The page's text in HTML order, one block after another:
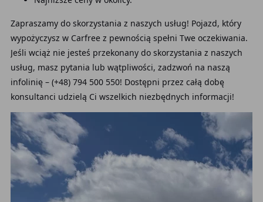
Zapraszamy do skorzystania z naszych usług! Pojazd, który
wypożyczysz w Carfree z pewnością spełni Twe oczekiwania.
Jeśli wciąż nie jesteś przekonany do skorzystania z naszych
usług, masz pytania lub wątpliwości, zadzwoń na naszą
infolinię – (+48) 794 500 550! Dostępni przez całą dobę
konsultanci udzielą Ci wszelkich niezbędnych informacji!